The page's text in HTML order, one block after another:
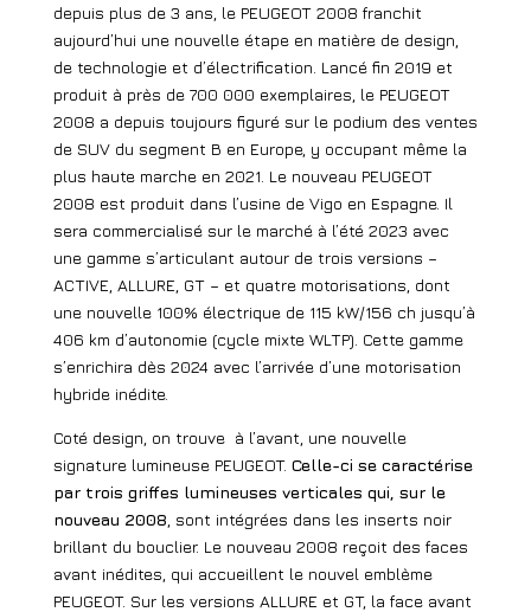
depuis plus de 3 ans, le PEUGEOT 2008 franchit
aujourd’hui une nouvelle étape en matière de design,
de technologie et d’électrification. Lancé fin 2019 et
produit à près de 700 000 exemplaires, le PEUGEOT
2008 a depuis toujours figuré sur le podium des ventes
de SUV du segment B en Europe, y occupant même la
plus haute marche en 2021. Le nouveau PEUGEOT
2008 est produit dans l’usine de Vigo en Espagne. Il
sera commercialisé sur le marché à l’été 2023 avec
une gamme s’articulant autour de trois versions –
ACTIVE, ALLURE, GT – et quatre motorisations, dont
une nouvelle 100% électrique de 115 kW/156 ch jusqu’à
406 km d’autonomie (cycle mixte WLTP). Cette gamme
s’enrichira dès 2024 avec l’arrivée d’une motorisation
hybride inédite.
Coté design, on trouve à l’avant, une nouvelle
signature lumineuse PEUGEOT. Celle-ci se caractérise
par trois griffes lumineuses verticales qui, sur le
nouveau 2008 , sont intégrées dans les inserts noir
brillant du bouclier. Le nouveau 2008 reçoit des faces
avant inédites, qui accueillent le nouvel emblème
PEUGEOT. Sur les versions ALLURE et GT, la face avant